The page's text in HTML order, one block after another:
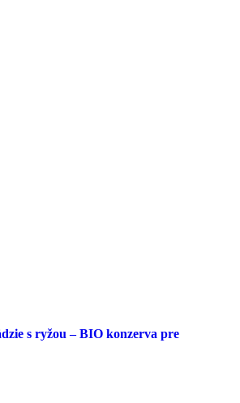
s ryžou – BIO konzerva pre